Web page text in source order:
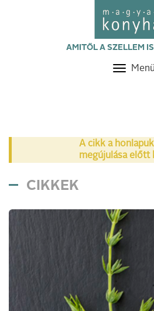
AMITŐL A SZELLEM
Menü
A cikk a
megújulása előtt
CIKKEK